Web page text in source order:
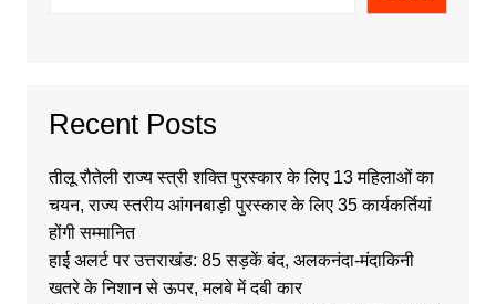
Recent Posts
तीलू रौतेली राज्य स्त्री शक्ति पुरस्कार के लिए 13 महिलाओं का
चयन, राज्य स्तरीय आंगनबाड़ी पुरस्कार के लिए 35 कार्यकर्तियां
होंगी सम्मानित
हाई अलर्ट पर उत्तराखंड: 85 सड़कें बंद, अलकनंदा-मंदाकिनी
खतरे के निशान से ऊपर, मलबे में दबी कार